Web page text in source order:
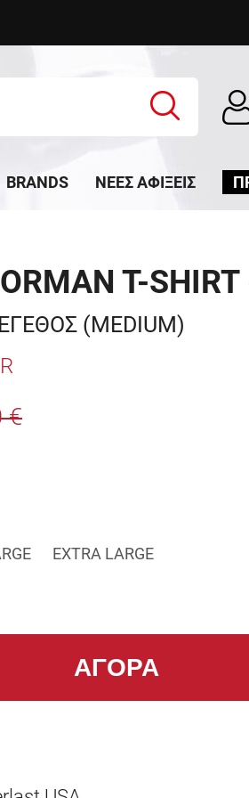
BRANDS ΝΈΕΣ ΑΦΊΞΕΙΣ
T-SHIRT
(MEDIUM)
€
EXTRA LARGE